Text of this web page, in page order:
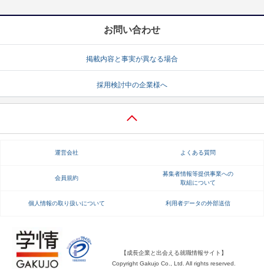
お問い合わせ
掲載内容と事実が異なる場合
採用検討中の企業様へ
運営会社 よくある質問
会員規約
募集者情報等提供事業への
取組について
個人情報の取り扱いについて 利用者データの外部送信
【成長企業と出会える就職情報サイト】
Copyright Gakujo Co., Ltd. All rights reserved.